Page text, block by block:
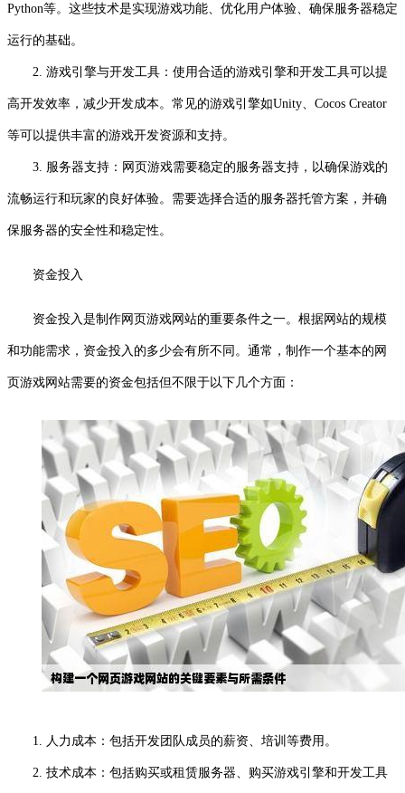
Python等。这些技术是实现游戏功能、优化用户体验、确保服务器稳定
运行的基础。
2. 游戏引擎与开发工具：使用合适的游戏引擎和开发工具可以提
高开发效率，减少开发成本。常见的游戏引擎如Unity、Cocos Creator
等可以提供丰富的游戏开发资源和支持。
3. 服务器支持：网页游戏需要稳定的服务器支持，以确保游戏的
流畅运行和玩家的良好体验。需要选择合适的服务器托管方案，并确
保服务器的安全性和稳定性。
资金投入
资金投入是制作网页游戏网站的重要条件之一。根据网站的规模
和功能需求，资金投入的多少会有所不同。通常，制作一个基本的网
页游戏网站需要的资金包括但不限于以下几个方面：
1. 人力成本：包括开发团队成员的薪资、培训等费用。
2. 技术成本：包括购买或租赁服务器、购买游戏引擎和开发工具